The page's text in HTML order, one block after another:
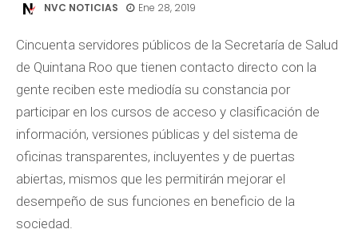
NVC NOTICIAS Ene 28, 2019
Cincuenta servidores públicos de la Secretaría de Salud
de Quintana Roo que tienen contacto directo con la
gente reciben este mediodía su constancia por
participar en los cursos de acceso y clasificación de
información, versiones públicas y del sistema de
oficinas transparentes, incluyentes y de puertas
abiertas, mismos que les permitirán mejorar el
desempeño de sus funciones en beneficio de la
sociedad.